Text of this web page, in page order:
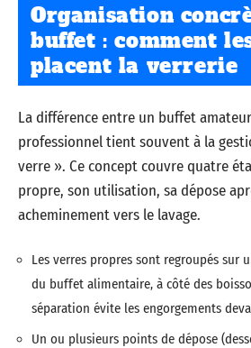
Organisation
buffet : comment
placent la verrerie
La différence entre un buffet
professionnel tient souvent à la
verre ». Ce concept couvre quatre
propre, son utilisation, sa dépose
acheminement vers le lavage.
Les verres propres sont regroupés sur
du buffet alimentaire, à côté des
séparation évite les engorgements
Un ou plusieurs points de dépose